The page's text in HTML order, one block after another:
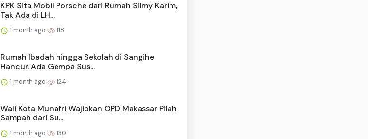
KPK Sita Mobil Porsche dari Rumah Silmy Karim,
Tak Ada di LH...
1 month ago 118
Rumah Ibadah hingga Sekolah di Sangihe
Hancur, Ada Gempa Sus...
1 month ago 124
Wali Kota Munafri Wajibkan OPD Makassar Pilah
Sampah dari Su...
1 month ago 130